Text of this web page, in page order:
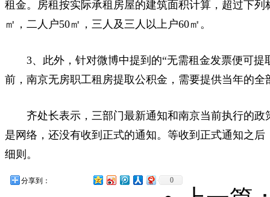
租金。房租按实际承租房屋的建筑面积计算，超过下
㎡，二人户50㎡，三人及三人以上户60㎡。
3、此外，针对微博中提到的“无需租金发票便可提
前，南京无房职工租房提取公积金，需要提供当年的全
齐处长表示，三部门最新通知和南京当前执行的政
是网络，还没有收到正式的通知。等收到正式通知之
细则。
分享到： 0